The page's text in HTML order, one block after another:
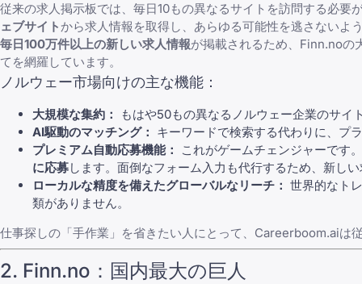
従来の求人掲示板では、毎日10もの異なるサイトを訪問する必
ェブサイト から求人情報を取得し、あらゆる可能性を逃さないよ
毎日100万件以上の新しい求人情報が掲載されるため、Finn.noの
てを網羅しています。
ノルウェー市場向けの主な機能：
大規模な集約：
もはや50もの異なるノルウェー企業のサ
AI駆動のマッチング： キーワードで検索する代わりに、プ
プレミアム自動応募機能：
これがゲームチェンジャーです
に応募します。 面倒なフォーム入力も代行するため、新し
ローカルな精度を備えたグローバルなリーチ： 世界的なト
類がありません。
仕事探しの「手作業」を省きたい人にとって、Careerboom.aiは
2. Finn.no：国内最大の巨人